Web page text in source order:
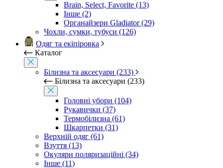
Brain, Select, Favorite (13)
Інше (2)
Органайзери Gladiator (29)
Чохли, сумки, тубуси (126)
Одяг та екіпіровка
Каталог
Білизна та аксесуари (233)
Білизна та аксесуари (233)
Головні убори (104)
Рукавички (37)
Термобілизна (61)
Шкарпетки (31)
Верхній одяг (61)
Взуття (13)
Окуляри поляризаційні (34)
Інше (11)